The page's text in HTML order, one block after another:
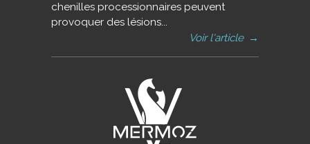
chenilles processionnaires peuvent
provoquer des lésions...
Voir l'article →